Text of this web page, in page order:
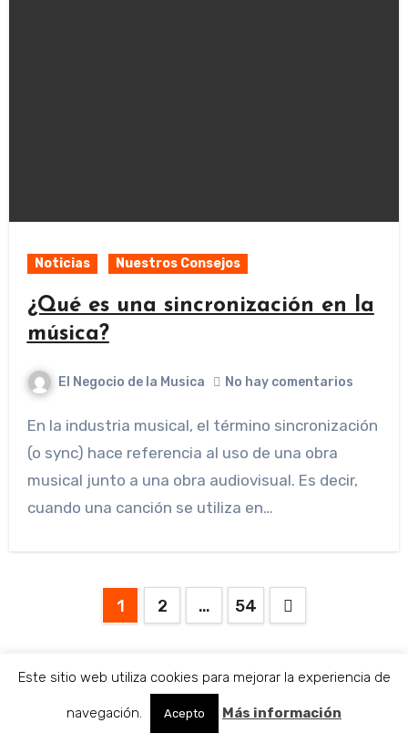
Noticias Nuestros Consejos
¿Qué es una sincronización en la
música?
El Negocio de la Musica No hay comentarios
En la industria musical, el término sincronización
(o sync) hace referencia al uso de una obra
musical junto a una obra audiovisual. Es decir,
cuando una canción se utiliza en…
Paginación
entradas
1 2 … 54
Este sitio web utiliza cookies para mejorar la experiencia de
navegación. Acepto Más información